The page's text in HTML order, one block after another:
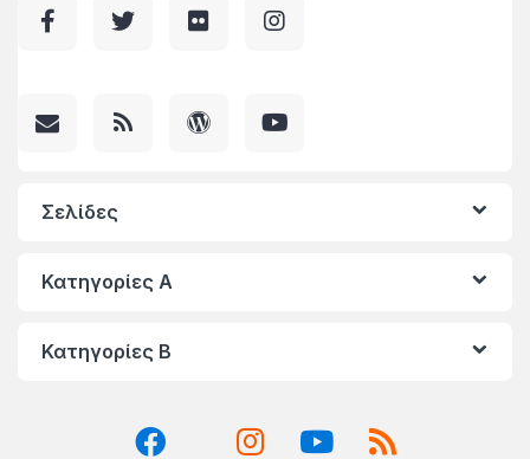
Σελίδες
Κατηγορίες A
Κατηγορίες Β